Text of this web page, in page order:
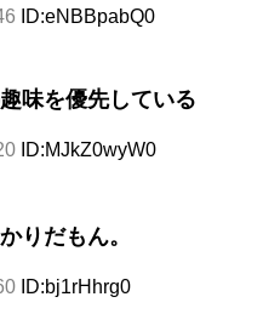
ID:eNBBpabQ0
味を優先している
ID:MJkZ0wyW0
りだもん。
ID:bj1rHhrg0